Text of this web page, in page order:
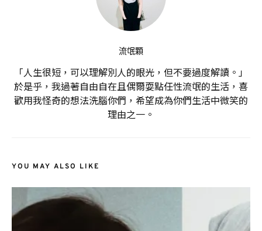
流氓顆
「人生很短，可以理解別人的眼光，但不要過度解讀。」
於是乎，我過著自由自在且偶爾耍點任性流氓的生活，喜
歡用我怪奇的想法洗腦你們，希望成為你們生活中微笑的
理由之一。
YOU MAY ALSO LIKE